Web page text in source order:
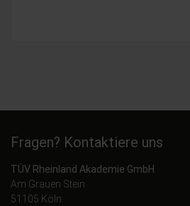
Fragen? Kontaktiere uns
TÜV Rheinland Akademie GmbH
Am Grauen Stein
51105 Köln